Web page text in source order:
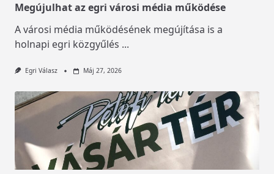
Megújulhat az egri városi média működése
A városi média működésének megújítása is a
holnapi egri közgyűlés ...
Egri Válasz Máj 27, 2026